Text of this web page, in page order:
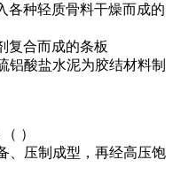
各种轻质骨料干燥而成的
复合而成的条板
铝酸盐水泥为胶结材料制
）
、压制成型，再经高压饱